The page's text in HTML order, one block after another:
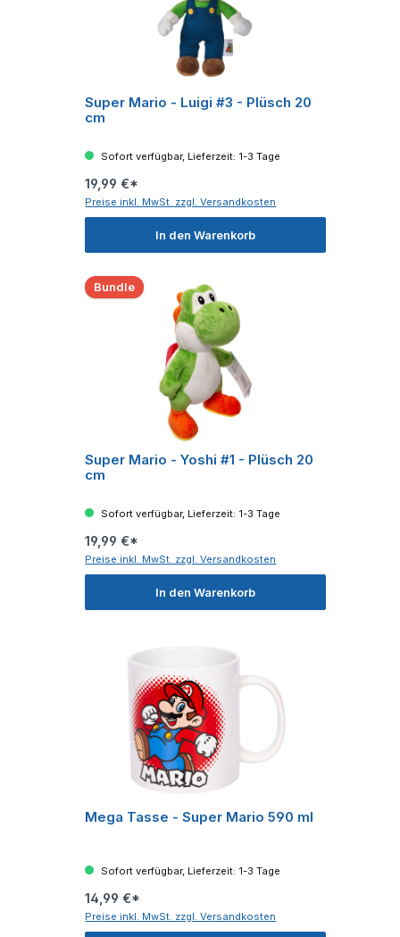
Super Mario - Luigi #3 - Plüsch 20
cm
Sofort verfügbar, Lieferzeit: 1-3 Tage
19,99 €*
Preise inkl. MwSt. zzgl. Versandkosten
In den Warenkorb
Bundle
Super Mario - Yoshi #1 - Plüsch 20
cm
Sofort verfügbar, Lieferzeit: 1-3 Tage
19,99 €*
Preise inkl. MwSt. zzgl. Versandkosten
In den Warenkorb
Mega Tasse - Super Mario 590 ml
Sofort verfügbar, Lieferzeit: 1-3 Tage
14,99 €*
Preise inkl. MwSt. zzgl. Versandkosten